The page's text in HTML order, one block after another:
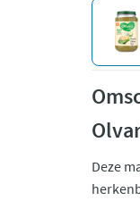
Deze